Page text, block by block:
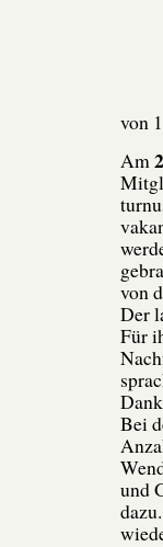
von
Am
von
Der
Für
Bei
und